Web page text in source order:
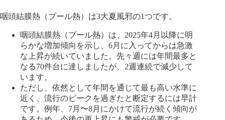
咽頭結膜熱（プール熱）は3大夏風邪の1つです。
咽頭結膜熱（プール熱）は、2025年4月以降に明
らかな増加傾向を示し、6月に入ってからは急激
な上昇が続いていました。先々週には年間最多と
なる70件台に達しましたが、2週連続で減少して
います。
ただし、依然として年間を通じて最も高い水準に
近く、流行のピークを過ぎたと断定するには早計
です。例年、7月〜8月にかけて流行が続く傾向が